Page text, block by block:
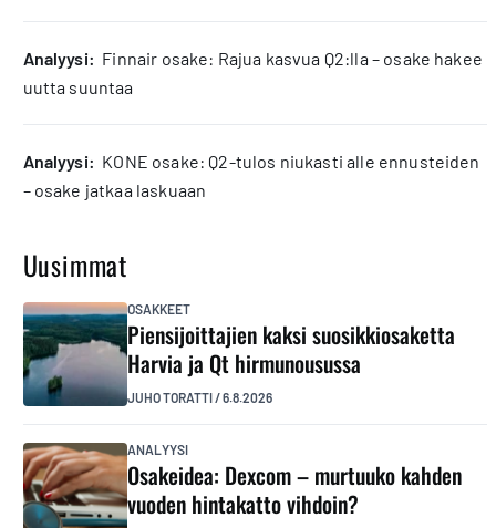
analyysi: Finnair osake: Rajua kasvua Q2:lla – osake hakee
uutta suuntaa
analyysi: KONE osake: Q2-tulos niukasti alle ennusteiden
– osake jatkaa laskuaan
Uusimmat
OSAKKEET
Piensijoittajien kaksi suosikkiosaketta
Harvia ja Qt hirmunousussa
JUHO TORATTI/6.8.2026
ANALYYSI
Osakeidea: Dexcom – murtuuko kahden
vuoden hintakatto vihdoin?